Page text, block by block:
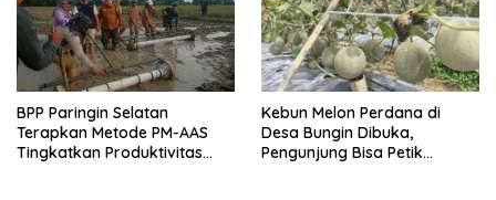
BPP Paringin Selatan
Terapkan Metode PM-AAS
Tingkatkan Produktivitas
Kebun Melon Perdana di
Desa Bungin Dibuka,
Pengunjung Bisa Petik